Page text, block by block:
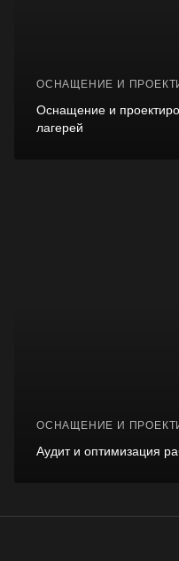
ОСНАЩЕНИЕ И
Оснащение и
лагерей
ОСНАЩЕНИЕ И
Аудит и оптимизация